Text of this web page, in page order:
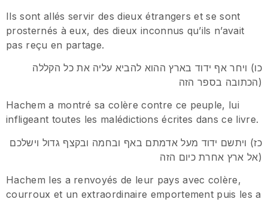
Ils sont allés servir des dieux étrangers et se sont
prosternés à eux, des dieux inconnus qu’ils n’avait
pas reçu en partage.
כו) ויחר אף ידוד בארץ ההוא להביא עליה את כל הקללה
הכתובה בספר הזה)
Hachem a montré sa colère contre ce peuple, lui
infligeant toutes les malédictions écrites dans ce livre.
כז) ויתשם ידוד מעל אדמתם באף ובחמה ובקצף גדול וישלכם
אל ארץ אחרת כיום הזה)
Hachem les a renvoyés de leur pays avec colère,
courroux et un extraordinaire emportement puis les a